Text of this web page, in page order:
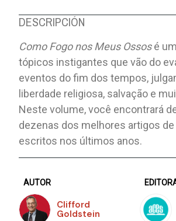
DESCRIPCIÓN
Como Fogo nos Meus Ossosé
tópicos instigantes que vão do
eventos do fim dos tempos,
liberdade religiosa, salvação e
Neste volume, você encontrará
dezenas dos melhores artigos
escritos nos últimos anos.
AUTOR
Clifford
Goldstein